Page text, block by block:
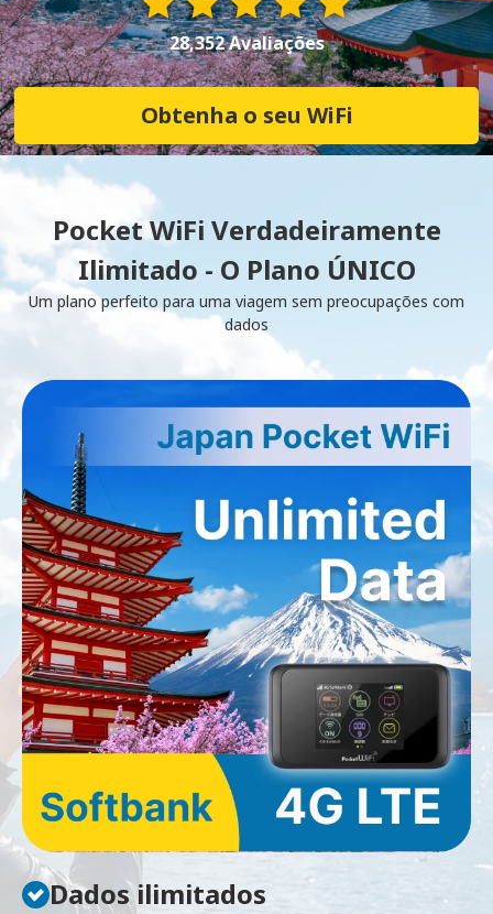
28,352 Avaliações
Obtenha o seu WiFi
Pocket WiFi Verdadeiramente
Ilimitado - O Plano ÚNICO
Um plano perfeito para uma viagem sem preocupações com
dados
Dados ilimitados